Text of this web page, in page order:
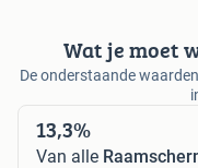
Wat je moet
De onderstaande
13,3%
Van alle